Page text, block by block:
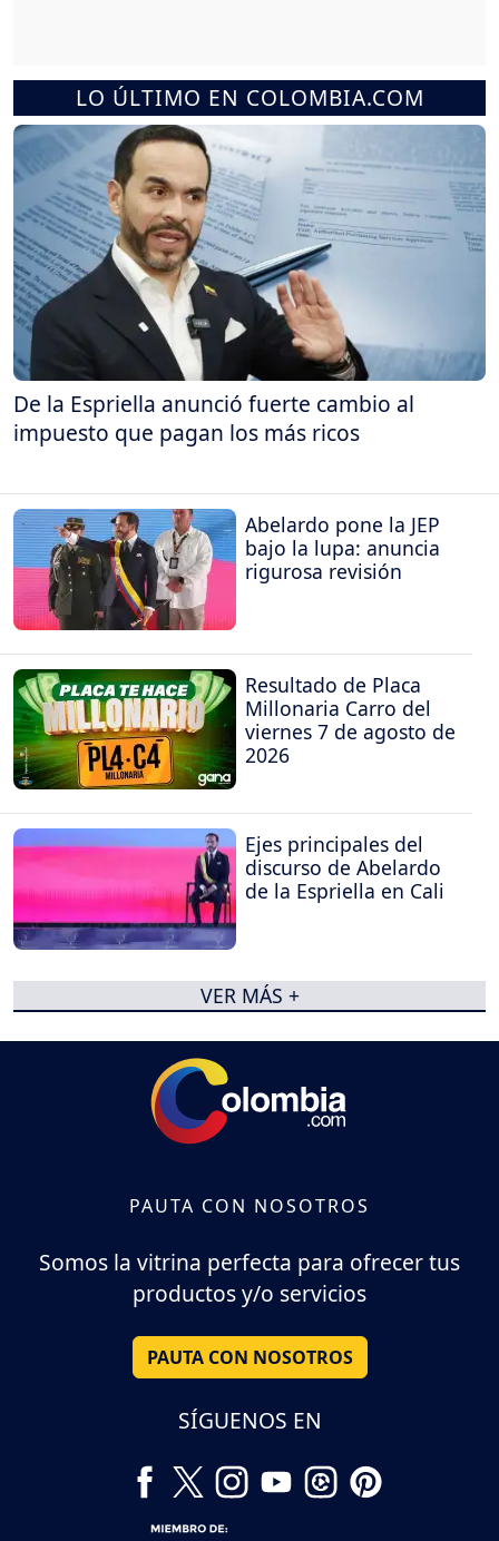
LO ÚLTIMO EN COLOMBIA.COM
De la Espriella anunció fuerte cambio al
impuesto que pagan los más ricos
Abelardo pone la JEP
bajo la lupa: anuncia
rigurosa revisión
Resultado de Placa
Millonaria Carro del
viernes 7 de agosto de
2026
Ejes principales del
discurso de Abelardo
de la Espriella en Cali
VER MÁS +
PAUTA CON NOSOTROS
Somos la vitrina perfecta para ofrecer tus
productos y/o servicios
PAUTA CON NOSOTROS
SÍGUENOS EN